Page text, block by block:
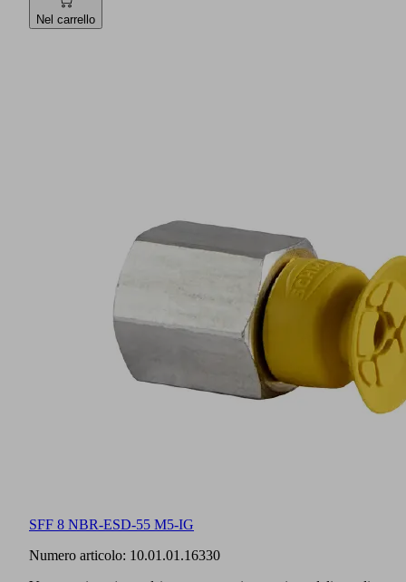
Nel carrello
SFF 8 NBR-ESD-55 M5-IG
Numero articolo: 10.01.01.16330